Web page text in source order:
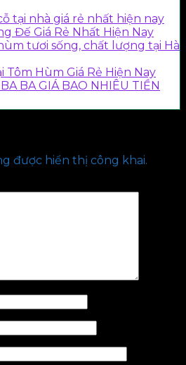
tại nhà giá rẻ nhất hiện nay
Đế Giá Rẻ Nhất Hiện Nay
tươi sống, chất lượng tại Hà
Tôm Hùm Giá Rẻ Hiện Nay
BA GIÁ BAO NHIÊU TIỀN
được hiển thị công khai.